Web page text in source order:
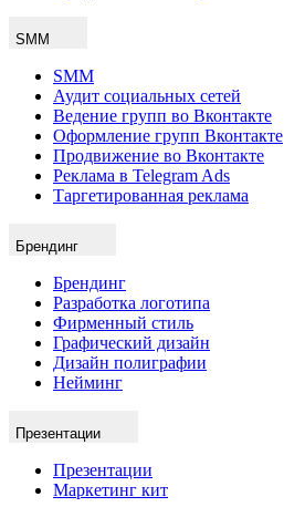
SMM
SMM
Аудит социальных сетей
Ведение групп во Вконтакте
Оформление групп Вконтакте
Продвижение во Вконтакте
Реклама в Telegram Ads
Таргетированная реклама
Брендинг
Брендинг
Разработка логотипа
Фирменный стиль
Графический дизайн
Дизайн полиграфии
Нейминг
Презентации
Презентации
Маркетинг кит